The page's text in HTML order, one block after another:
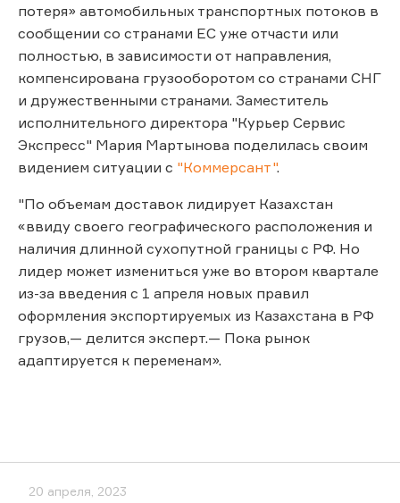
потеря» автомобильных транспортных потоков в
сообщении со странами ЕС уже отчасти или
полностью, в зависимости от направления,
компенсирована грузооборотом со странами СНГ
и дружественными странами. Заместитель
исполнительного директора "Курьер Сервис
Экспресс" Мария Мартынова поделилась своим
видением ситуации с "Коммерсант".
"По объемам доставок лидирует Казахстан
«ввиду своего географического расположения и
наличия длинной сухопутной границы с РФ. Но
лидер может измениться уже во втором квартале
из-за введения с 1 апреля новых правил
оформления экспортируемых из Казахстана в РФ
грузов,— делится эксперт.— Пока рынок
адаптируется к переменам».
20 апреля, 2023